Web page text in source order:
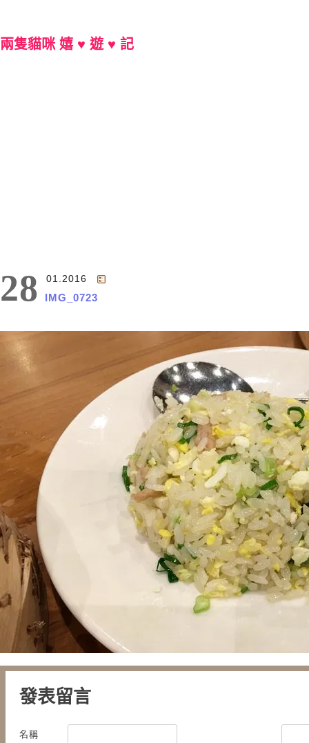
兩隻貓咪 嬉 ♥ 遊 ♥ 記
28 01.2016
IMG_0723
發表留言
名稱